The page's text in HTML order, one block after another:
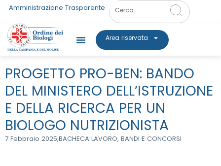
Amministrazione Trasparente
Area riservata
PROGETTO PRO-BEN: BANDO
DEL MINISTERO DELL’ISTRUZIONE
E DELLA RICERCA PER UN
BIOLOGO NUTRIZIONISTA
7 Febbraio 2025,BACHECA LAVORO, BANDI E CONCORSI